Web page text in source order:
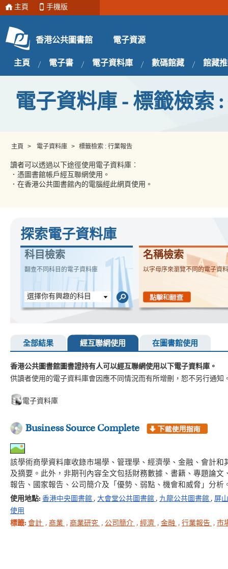
主頁 手機版
香港公共圖書館 電子資源
主頁 電子書 電子資料庫 數碼館藏 館藏
電子資料庫 - 標籤檢索
主頁 > 電子資料庫 > 標籤檢索 : 行業報告
讀者可以透過以下途徑使用電子資料庫︰
．憑圖書館帳戶經互聯網使用。
．在香港公共圖書館內的電腦經此網頁使用。
探索電子資料庫
科目檢索
翻查不同科目的電子資料庫
選擇你有興趣的科目
名稱檢索
以字母序來瀏覽不同的電子資
全部結果 經互聯網使用 在圖書館使用
香港公共圖書館圖書證持有人可以經互聯網使用以下電子資料庫。
供讀者使用的電子資料庫會因應不同情況而有所增刪，恕不另行通知
電子資料庫
Business Source Complete
該學術商學資料庫收錄市場學、管理學、經濟學、金融、會計
及摘要。此外，非期刊內容全文包括財務數據、書籍、專題論
報告、國家報告、公司簡介及「優勢、弱點、機會和威脅」分析
使用地點: 香港中央圖書館 , 大會堂公共圖書館 , 九龍公共圖書館 , 屏
使用
標籤: 會計 , 商業 , 商業研究 , 公司簡介 , 經濟 , 金融 , 行業報告 , 市